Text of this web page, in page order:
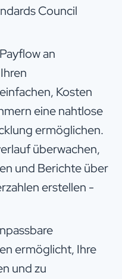
Council
an
Kosten
eine nahtlose
ermöglichen.
überwachen,
und Berichte über
erstellen -
ermöglicht, Ihre
und zu